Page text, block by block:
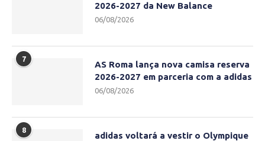
2026-2027 da New Balance
06/08/2026
7
AS Roma lança nova camisa reserva
2026-2027 em parceria com a adidas
06/08/2026
8
adidas voltará a vestir o Olympique